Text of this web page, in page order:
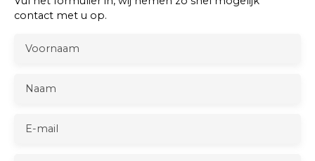
contact met u op.
Voornaam
Naam
E-mail